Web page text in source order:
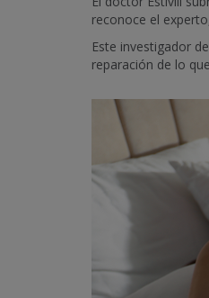
reconoce el
Este investigador
reparación de lo